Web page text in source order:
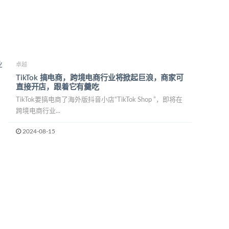
卓越
TikTok 搞电商，跨境电商行业将掀起巨浪，商家可
直接开店，跟着它有羹吃
TikTok要搞电商了海外版抖音小店“TikTok Shop ”，即将在
跨境电商行业...
2024-08-15